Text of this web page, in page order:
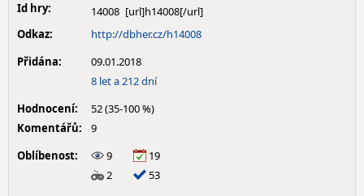
Id hry:
14008
Odkaz:
http://dbher.cz/h14008
Přidána:
09.01.2018
8 let a 212 dní
Hodnocení:
52 (35-100 %)
Komentářů:
9
Oblíbenost:
9
19
2
53